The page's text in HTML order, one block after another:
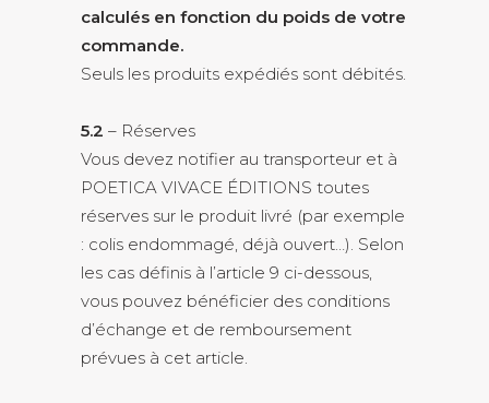
calculés en fonction du poids de votre
commande.
Seuls les produits expédiés sont débités.
5.2 – Réserves
Vous devez notifier au transporteur et à
POETICA VIVACE ÉDITIONS toutes
réserves sur le produit livré (par exemple
: colis endommagé, déjà ouvert…). Selon
les cas définis à l’article 9 ci-dessous,
vous pouvez bénéficier des conditions
d’échange et de remboursement
prévues à cet article.